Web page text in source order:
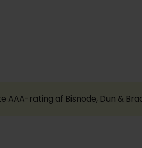
rating af Bisnode, Dun &